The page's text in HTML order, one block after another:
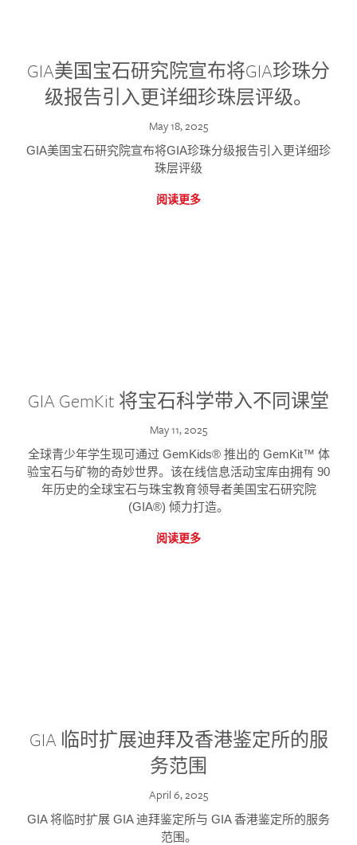
GIA美国宝石研究院宣布将GIA珍珠分
级报告引入更详细珍珠层评级。
May 18, 2025
GIA美国宝石研究院宣布将GIA珍珠分级报告引入更详细珍
珠层评级
阅读更多
GIA GemKit 将宝石科学带入不同课堂
May 11, 2025
全球青少年学生现可通过 GemKids® 推出的 GemKit™ 体
验宝石与矿物的奇妙世界。该在线信息活动宝库由拥有 90
年历史的全球宝石与珠宝教育领导者美国宝石研究院
(GIA®) 倾力打造。
阅读更多
GIA 临时扩展迪拜及香港鉴定所的服
务范围
April 6, 2025
GIA 将临时扩展 GIA 迪拜鉴定所与 GIA 香港鉴定所的服务
范围。